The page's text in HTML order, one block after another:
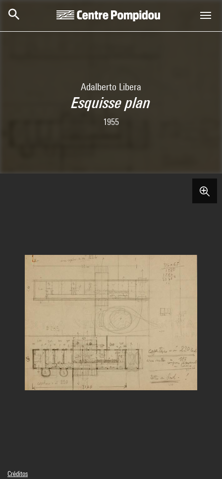
Adalberto Libera
Esquisse plan
1955
Créditos